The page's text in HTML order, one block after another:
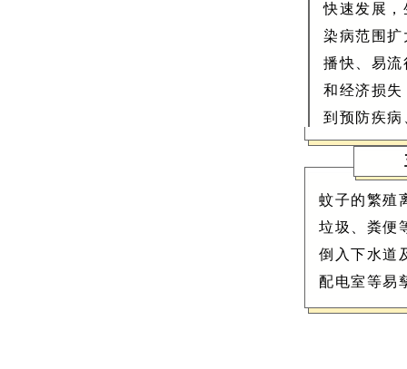
快速发展
染病范围
播快、易
和经济损失
到预防疾
蚊子的繁殖
垃圾、粪便
倒入下水道
配电室等易